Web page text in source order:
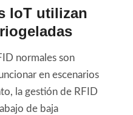
IoT utilizan
normales son
en escenarios
la gestión de RFID
de baja